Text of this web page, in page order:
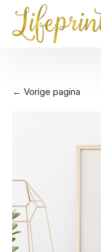
← Vorige pagina